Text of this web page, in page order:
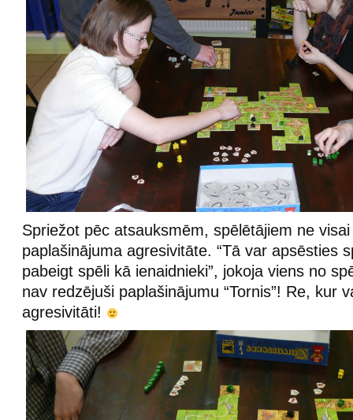
Spriežot pēc atsauksmēm, spēlētājiem ne
paplašinājuma agresivitāte. “Tā var apsēsties
pabeigt spēli kā ienaidnieki”, jokoja viens no
nav redzējuši paplašinājumu “Tornis”! Re, kur
agresivitāti!